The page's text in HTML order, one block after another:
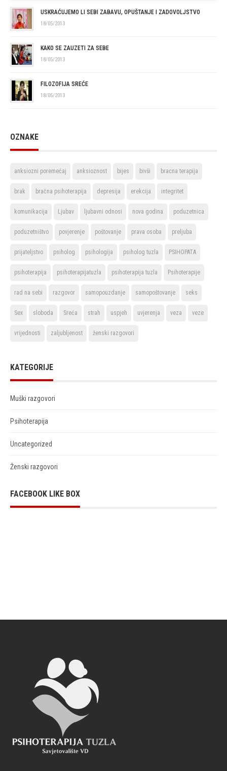
USKRAĆUJEMO LI SEBI ZABAVU, OPUŠTANJE I ZADOVOLJSTVO
18/05/2013
KAKO SE ZAUZETI ZA SEBE
18/05/2013
FILOZOFIJA SREĆE
18/05/2013
OZNAKE
anksiozni poremećaj anksioznost bijes bivši bracna terapija
brak bračna psihoterapija depresija erekcija integritet
komunikacija Ljubav ljubavni odnosi nova godina poduzetnica
poduzetništvo povjerenje poštovanje prava osoba preljuba
prijateljstvo psiholog psihologija psiholog tuzla PSIHOPATA
psihoterapija psihoterapijatuzla psihoterapija tuzla Psihoterapije
rad na sebi razgovor samopouzdanje samopoštovanje seks
Sex sloboda Sreća strah uspjeh uvjerenja veza veze
vrijednosti zaljubljenost ženski razgovori
KATEGORIJE
Muški razgovori
Psihoterapija
Uncategorized
Ženski razgovori
FACEBOOK LIKE BOX